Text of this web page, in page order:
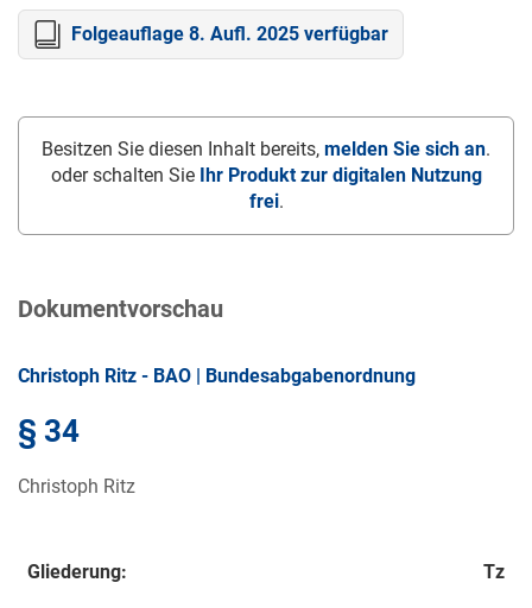
Folgeauflage 8. Aufl. 2025 verfügbar
Besitzen Sie diesen Inhalt bereits, melden Sie sich an.
oder schalten Sie Ihr Produkt zur digitalen Nutzung
frei.
Dokumentvorschau
Christoph Ritz - BAO | Bundesabgabenordnung
§ 34
Christoph Ritz
Gliederung:
Tz